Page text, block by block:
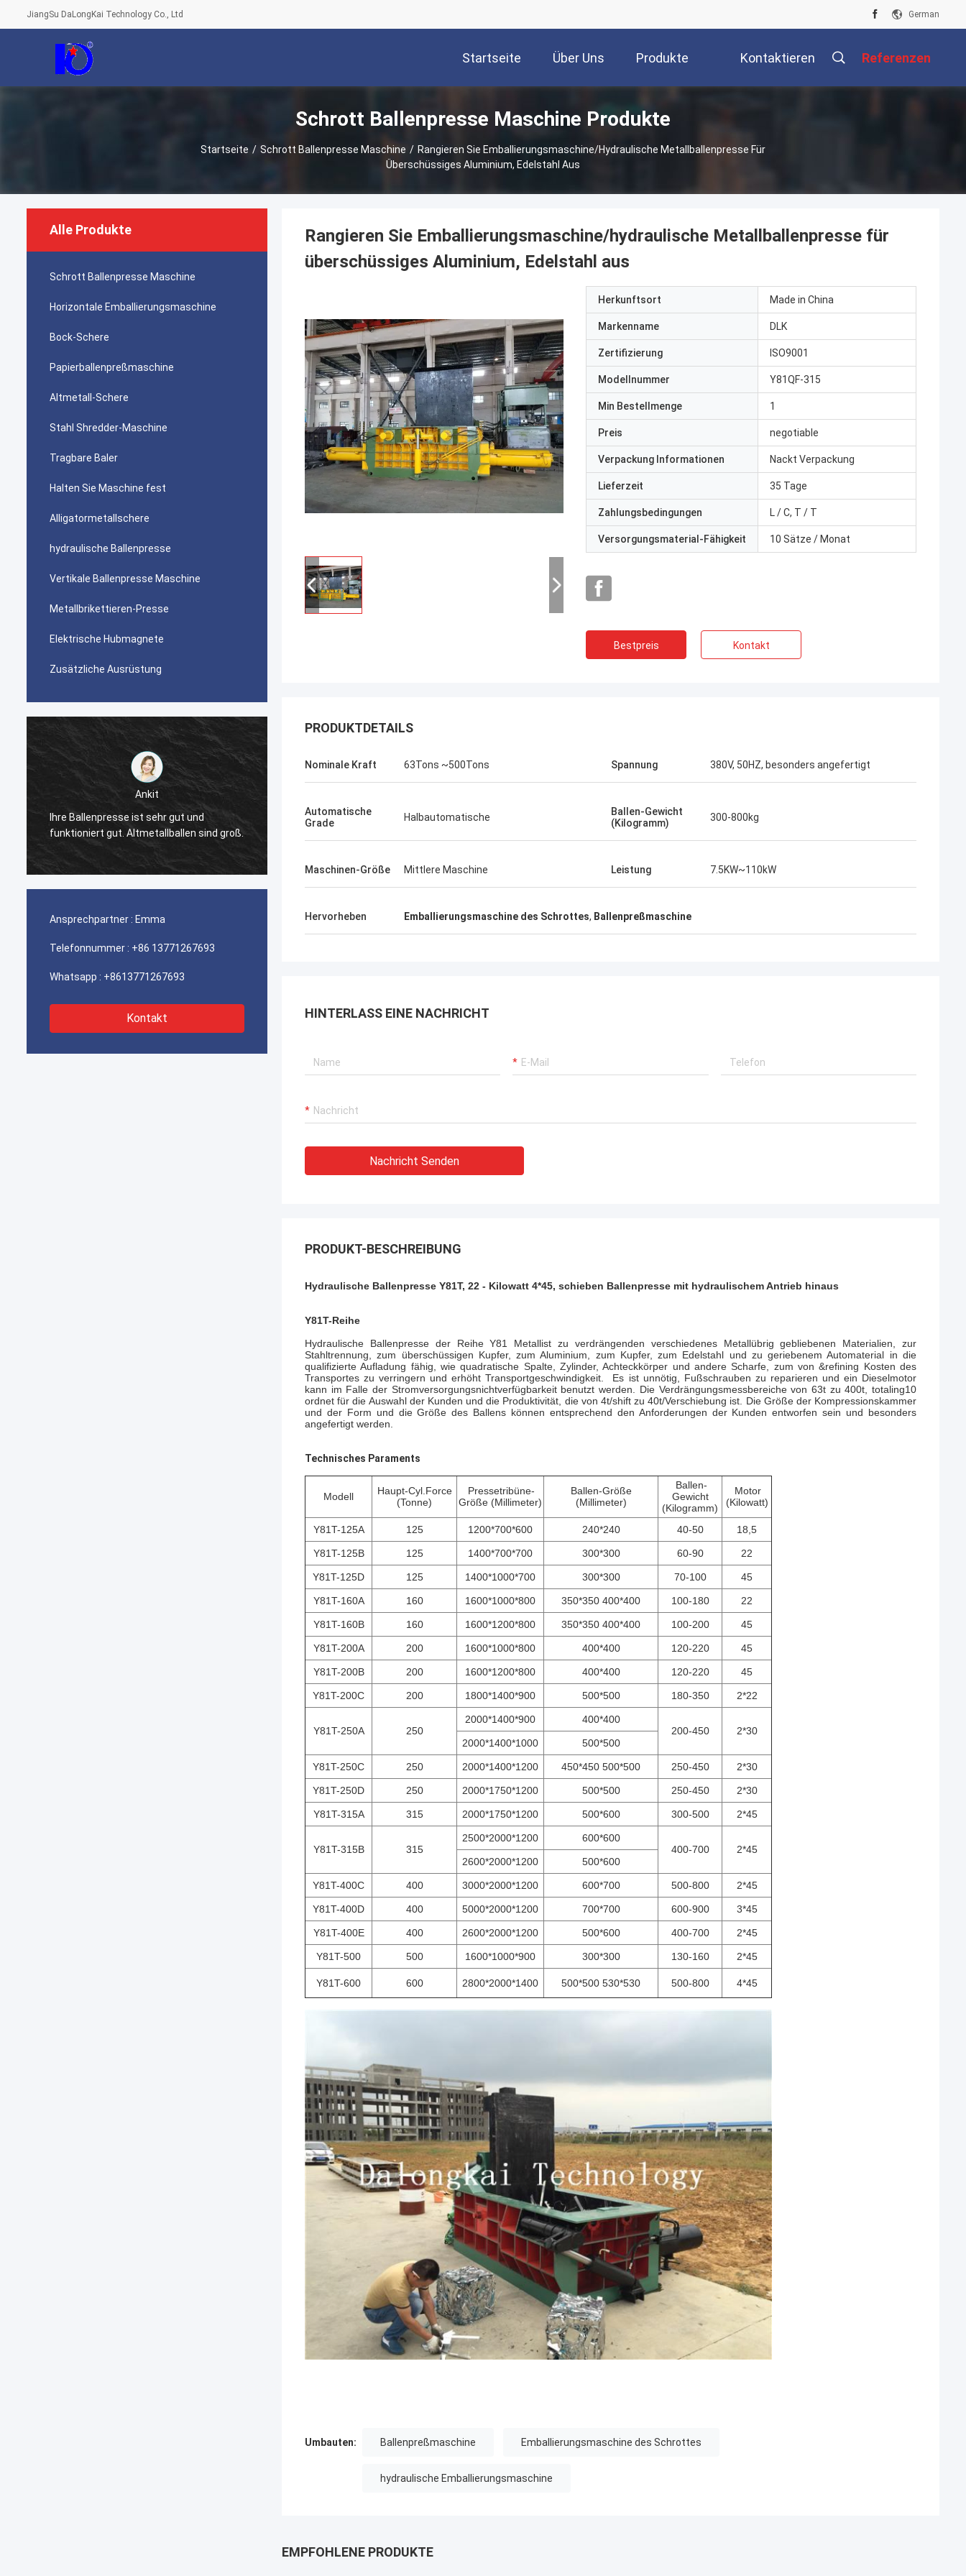
JiangSu DaLongKai Technology Co., Ltd German
Startseite Über Uns Produkte Kontaktieren Referenzen
Schrott Ballenpresse Maschine Produkte
Startseite / Schrott Ballenpresse Maschine / Rangieren Sie Emballierungsmaschine/hydraulische Metallballenpresse Für
Überschüssiges Aluminium, Edelstahl Aus
Alle Produkte
Schrott Ballenpresse Maschine
Horizontale Emballierungsmaschine
Bock-Schere
Papierballenpreßmaschine
Altmetall-Schere
Stahl Shredder-Maschine
Tragbare Baler
Halten Sie Maschine fest
Alligatormetallschere
hydraulische Ballenpresse
Vertikale Ballenpresse Maschine
Metallbrikettieren-Presse
Elektrische Hubmagnete
Zusätzliche Ausrüstung
Ankit
Ihre Ballenpresse ist sehr gut und
funktioniert gut. Altmetallballen sind groß.
Die Ballenpreßmaschine funktioniert sehr
Ansprechpartner : Emma
Telefonnummer : +86 13771267693
Whatsapp : +8613771267693
Kontakt
Rangieren Sie Emballierungsmaschine/hydraulische Metallballenpresse für
überschüssiges Aluminium, Edelstahl aus
Herkunftsort Made in China
Markenname DLK
Zertifizierung ISO9001
Modellnummer Y81QF-315
Min Bestellmenge 1
Preis negotiable
Verpackung Informationen Nackt Verpackung
Lieferzeit 35 Tage
Zahlungsbedingungen L / C, T / T
Versorgungsmaterial-Fähigkeit 10 Sätze / Monat
Bestpreis Kontakt
PRODUKTDETAILS
Nominale Kraft 63Tons ~500Tons Spannung 380V, 50HZ, besonders angefertigt
Automatische
Grade
Halbautomatische
Ballen-Gewicht
(Kilogramm)
300-800kg
Maschinen-Größe Mittlere Maschine Leistung 7.5KW~110kW
Hervorheben Emballierungsmaschine des Schrottes, Ballenpreßmaschine
HINTERLASS EINE NACHRICHT
Nachricht Senden
PRODUKT-BESCHREIBUNG
Hydraulische Ballenpresse Y81T, 22 - Kilowatt 4*45, schieben Ballenpresse mit hydraulischem Antrieb hinaus
Y81T-Reihe
Hydraulische Ballenpresse der Reihe Y81 Metallist zu verdrängenden verschiedenes Metallübrig gebliebenen Materialien, zur
Stahltrennung, zum überschüssigen Kupfer, zum Aluminium, zum Kupfer, zum Edelstahl und zu geriebenem Automaterial in die
qualifizierte Aufladung fähig, wie quadratische Spalte, Zylinder, Achteckkörper und andere Scharfe, zum von &refining Kosten des
Transportes zu verringern und erhöht Transportgeschwindigkeit. Es ist unnötig, Fußschrauben zu reparieren und ein Dieselmotor
kann im Falle der Stromversorgungsnichtverfügbarkeit benutzt werden. Die Verdrängungsmessbereiche von 63t zu 400t, totaling10
ordnet für die Auswahl der Kunden und die Produktivität, die von 4t/shift zu 40t/Verschiebung ist. Die Größe der Kompressionskammer
und der Form und die Größe des Ballens können entsprechend den Anforderungen der Kunden entworfen sein und besonders
angefertigt werden.
Technisches Paraments
Modell
Haupt-Cyl.Force
(Tonne)
Pressetribüne-
Größe (Millimeter)
Ballen-Größe
(Millimeter)
Ballen-
Gewicht
(Kilogramm)
Motor
(Kilowatt)
Y81T-125A 125 1200*700*600 240*240 40-50 18,5
Y81T-125B 125 1400*700*700 300*300 60-90 22
Y81T-125D 125 1400*1000*700 300*300 70-100 45
Y81T-160A 160 1600*1000*800 350*350 400*400 100-180 22
Y81T-160B 160 1600*1200*800 350*350 400*400 100-200 45
Y81T-200A 200 1600*1000*800 400*400 120-220 45
Y81T-200B 200 1600*1200*800 400*400 120-220 45
Y81T-200C 200 1800*1400*900 500*500 180-350 2*22
Y81T-250A 250
2000*1400*900
400*400
200-450
2*30
2000*1400*1000
500*500
Y81T-250C 250 2000*1400*1200 450*450 500*500 250-450 2*30
Y81T-250D 250 2000*1750*1200 500*500 250-450 2*30
Y81T-315A 315 2000*1750*1200 500*600 300-500 2*45
Y81T-315B 315
2500*2000*1200
600*600
400-700
2*45
2600*2000*1200
500*600
Y81T-400C 400 3000*2000*1200 600*700 500-800 2*45
Y81T-400D 400 5000*2000*1200 700*700 600-900 3*45
Y81T-400E 400 2600*2000*1200 500*600 400-700 2*45
Y81T-500 500 1600*1000*900 300*300 130-160 2*45
Y81T-600 600 2800*2000*1400 500*500 530*530 500-800 4*45
Umbauten: Ballenpreßmaschine Emballierungsmaschine des Schrottes
hydraulische Emballierungsmaschine
EMPFOHLENE PRODUKTE